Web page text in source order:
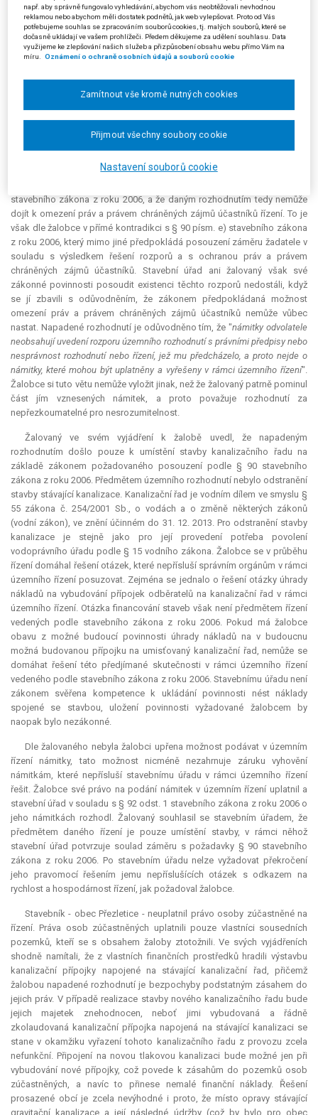
nákladů na vybudování nového kanalizačního řadu, a rovněž nebyl dán
souhlas těchto vlastníků s realizací záměru. Tato povinnost pro
stavebníka (obec Přezletice) vyplývá z obecných ustanovení zákona č.
274/2001 Sb., o vodovodech a kanalizacích pro veřejnou potřebu a o
změně některých zákonů (zákon o vodovodech a kanalizacích), ve znění
Nejvyššího správního soudu ze dne 24. 6. 2009, čj. Konf 24/2008-21) a
lednu 2007 s rozšířeným komentářem: Vyhláška č. 428/2001 Sb., v úplném
znění s rozšířeným komentářem.3. vyd. Praha: Sondy, 2007, s. 35).
předmětem daného řízení je pouze umístění stavby, kterým stavební
stavebního zákona z roku 2006, a že daným rozhodnutím tedy nemůže
dojít k omezení práv a právem chráněných zájmů účastníků řízení. To je
však dle žalobce v přímé kontradikci s § 90 písm. e) stavebního zákona
z roku 2006, který mimo jiné předpokládá posouzení záměru žadatele v
souladu s výsledkem řešení rozporů a s ochranou práv a právem
chráněných zájmů účastníků. Stavební úřad ani žalovaný však své
zákonné povinnosti posoudit existenci těchto rozporů nedostáli, když
se jí zbavili s odůvodněním, že zákonem předpokládaná možnost
omezení práv a právem chráněných zájmů účastníků nemůže vůbec
nastat. Napadené rozhodnutí je odůvodněno tím, že "námitky odvolatele
neobsahují uvedení rozporu územního rozhodnutí s právními předpisy nebo
nesprávnost rozhodnutí nebo řízení, jež mu předcházelo, a proto nejde o
námitky, které mohou být uplatněny a vyřešeny v rámci územního řízení".
Žalobce si tuto větu nemůže vyložit jinak, než že žalovaný patrně pominul
část jím vznesených námitek, a proto považuje rozhodnutí za
nepřezkoumatelné pro nesrozumitelnost.
Žalovaný ve svém vyjádření k žalobě uvedl, že napadeným
rozhodnutím došlo pouze k umístění stavby kanalizačního řadu na
základě zákonem požadovaného posouzení podle § 90 stavebního
zákona z roku 2006. Předmětem územního rozhodnutí nebylo odstranění
stavby stávající kanalizace. Kanalizační řad je vodním dílem ve smyslu §
55 zákona č. 254/2001 Sb., o vodách a o změně některých zákonů
(vodní zákon), ve znění účinném do 31. 12. 2013. Pro odstranění stavby
kanalizace je stejně jako pro její provedení potřeba povolení
vodoprávního úřadu podle § 15 vodního zákona. Žalobce se v průběhu
řízení domáhal řešení otázek, které nepřísluší správním orgánům v rámci
územního řízení posuzovat. Zejména se jednalo o řešení otázky úhrady
nákladů na vybudování přípojek odběratelů na kanalizační řad v rámci
územního řízení. Otázka financování staveb však není předmětem řízení
vedených podle stavebního zákona z roku 2006. Pokud má žalobce
obavu z možné budoucí povinnosti úhrady nákladů na v budoucnu
možná budovanou přípojku na umisťovaný kanalizační řad, nemůže se
domáhat řešení této předjímané skutečnosti v rámci územního řízení
vedeného podle stavebního zákona z roku 2006. Stavebnímu úřadu není
zákonem svěřena
kompetencek ukládání povinnosti nést náklady
spojené se stavbou, uložení povinnosti vyžadované žalobcem by
naopak bylo nezákonné.
Dle žalovaného nebyla žalobci upřena možnost podávat v územním
řízení námitky, tato možnost nicméně nezahrnuje záruku vyhovění
námitkám, které nepřísluší stavebnímu úřadu v rámci územního řízení
řešit. Žalobce své právo na podání námitek v územním řízení uplatnil a
stavební úřad v souladu s § 92 odst. 1 stavebního zákona z roku 2006 o
jeho námitkách rozhodl. Žalovaný souhlasil se stavebním úřadem, že
předmětem daného řízení je pouze umístění stavby, v rámci něhož
stavební úřad potvrzuje soulad záměru s požadavky § 90 stavebního
zákona z roku 2006. Po stavebním úřadu nelze vyžadovat překročení
jeho pravomocí řešením jemu nepříslušících otázek s odkazem na
rychlost a hospodárnost řízení, jak požadoval žalobce.
Stavebník - obec Přezletice - neuplatnil právo osoby zúčastněné na
řízení. Práva osob zúčastněných uplatnili pouze vlastníci sousedních
pozemků, kteří se s obsahem žaloby ztotožnili. Ve svých vyjádřeních
shodně namítali, že z vlastních finančních prostředků hradili výstavbu
kanalizační přípojky napojené na stávající kanalizační řad, přičemž
žalobou napadené rozhodnutí je bezpochyby podstatným zásahem do
jejich práv. V případě realizace stavby nového kanalizačního řadu bude
jejich majetek znehodnocen, neboť jimi vybudovaná a řádně
zkolaudovaná kanalizační přípojka napojená na stávající kanalizaci se
stane v okamžiku vyřazení tohoto kanalizačního řadu z provozu zcela
nefunkční. Připojení na novou tlakovou kanalizaci bude možné jen při
vybudování nové přípojky, což povede k zásahům do pozemků osob
zúčastněných, a navíc to přinese nemalé finanční náklady. Řešení
prosazené obcí je zcela nevýhodné i proto, že místo opravy stávající
gravitační kanalizace a její následné údržby (což by bylo pro obec
např. aby správně fungovalo vyhledávání, abychom vás neobtěžovali nevhodnou
reklamou nebo abychom měli dostatek podnětů, jak web vylepšovat. Proto od Vás
potřebujeme souhlas se zpracováním souborů cookies, tj. malých souborů, které se
dočasně ukládají ve vašem prohlížeči. Předem děkujeme za udělení souhlasu. Data
využijeme ke zlepšování našich služeb a přizpůsobení obsahu webu přímo Vám na
míru.
Oznámení o ochraně osobních údajů a souborů cookie
Nastavení souborů cookie
Zamítnout vše kromě nutných cookies
Přijmout všechny soubory cookie